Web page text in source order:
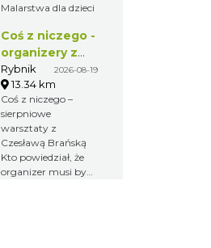
Malarstwa dla dzieci
Coś z niczego -
organizery z
tektury, z
makramy...
Rybnik 2026-08-19
13.34 km
Coś z niczego –
sierpniowe
warsztaty z
Czesławą Brańską
Kto powiedział, że
organizer musi być